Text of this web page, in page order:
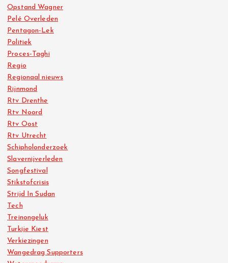
Opstand Wagner
Pelé Overleden
Pentagon-Lek
Politiek
Proces-Taghi
Regio
Regionaal nieuws
Rijnmond
Rtv Drenthe
Rtv Noord
Rtv Oost
Rtv Utrecht
Schipholonderzoek
Slavernijverleden
Songfestival
Stikstofcrisis
Strijd In Sudan
Tech
Treinongeluk
Turkije Kiest
Verkiezingen
Wangedrag Supporters